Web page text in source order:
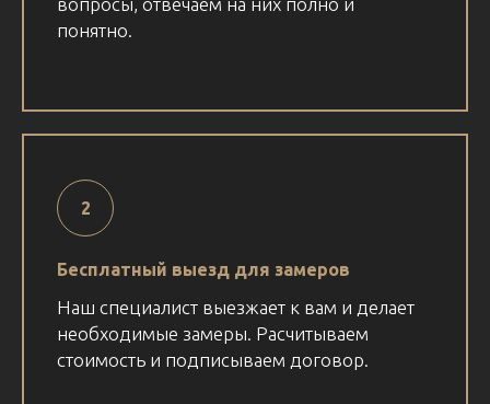
вопросы, отвечаем на них полно и
понятно.
Бесплатный выезд для замеров
Наш специалист выезжает к вам и делает
необходимые замеры. Расчитываем
стоимость и подписываем договор.